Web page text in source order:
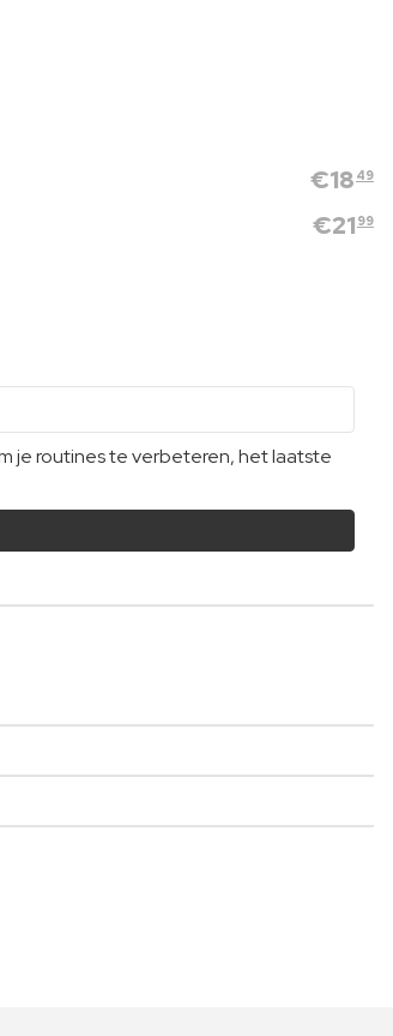
€18 49
€21 99
je routines te verbeteren, het laatste